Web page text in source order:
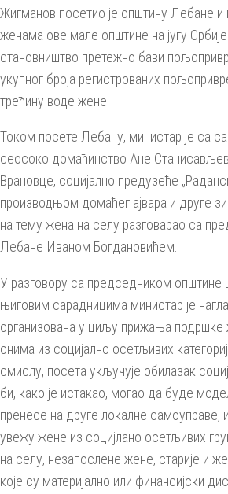
Жигманов посетио је општину Лебане
женама ове мале општине на југу Србије
становништво претежно бави
укупног броја регистрованих
трећину воде жене.
Током посете Лебану, министар је са
сеосоко домаћинство Ане
Врановце, социјално предузеће
производњом домаћег ајвара и друге
на тему жена на селу разговарао са
Лебане Иваном Богдановићем.
У разговору са председником општине
њиговим сарадницима министар је
организована у циљу прижања подршке
онима из социјално осетљивих
смислу, посета укључује обилазак
би, како је истакао, могао да буде
пренесе на друге локалне самоуправе,
увежу жене из социјлано осетљивих
на селу, незапослене жене, старије и
које су материјално или финансијски